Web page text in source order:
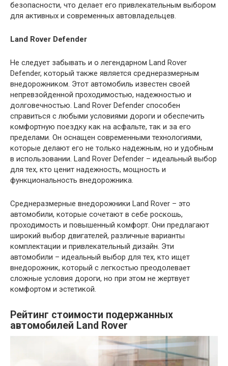
безопасности, что делает его привлекательным выбором
для активных и современных автовладельцев.
Land Rover Defender
Не следует забывать и о легендарном Land Rover
Defender, который также является среднеразмерным
внедорожником. Этот автомобиль известен своей
непревзойденной проходимостью, надежностью и
долговечностью. Land Rover Defender способен
справиться с любыми условиями дороги и обеспечить
комфортную поездку как на асфальте, так и за его
пределами. Он оснащен современными технологиями,
которые делают его не только надежным, но и удобным
в использовании. Land Rover Defender – идеальный выбор
для тех, кто ценит надежность, мощность и
функциональность внедорожника.
Среднеразмерные внедорожники Land Rover – это
автомобили, которые сочетают в себе роскошь,
проходимость и повышенный комфорт. Они предлагают
широкий выбор двигателей, различные варианты
комплектации и привлекательный дизайн. Эти
автомобили – идеальный выбор для тех, кто ищет
внедорожник, который с легкостью преодолевает
сложные условия дороги, но при этом не жертвует
комфортом и эстетикой.
Рейтинг стоимости подержанных
автомобилей Land Rover